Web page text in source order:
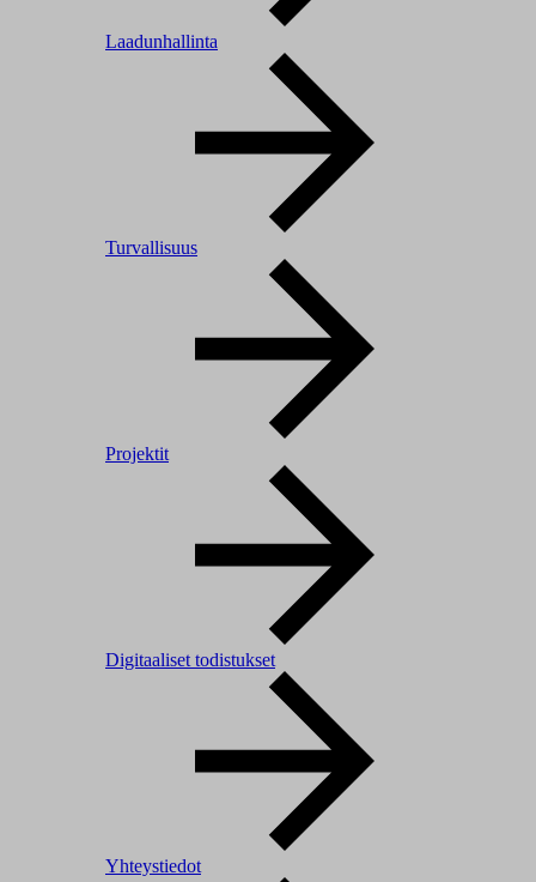
Laadunhallinta
Turvallisuus
Projektit
Digitaaliset todistukset
Yhteystiedot